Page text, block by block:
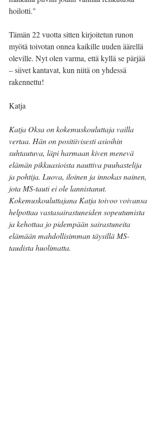
hoilotti."
Tämän 22 vuotta sitten kirjoitetun runon
myötä toivotan onnea kaikille uuden äärellä
oleville. Nyt olen varma, että kyllä se pärjää
– siivet kantavat, kun niitä on yhdessä
rakennettu!
Katja
Katja Oksa on kokemuskouluttaja vailla
vertaa. Hän on positiivisesti asioihin
suhtautuva, läpi harmaan kiven menevä
elämän pikkuasioista nauttiva puuhastelija
ja pohtija. Luova, iloinen ja innokas nainen,
jota MS-tauti ei ole lannistanut.
Kokemuskouluttajana Katja toivoo voivansa
helpottaa vastasairastuneiden sopeutumista
ja kehottaa jo pidempään sairastuneita
elämään mahdollisimman täysillä MS-
taudista huolimatta.